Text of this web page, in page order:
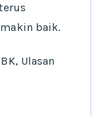
baik.
Ulasan